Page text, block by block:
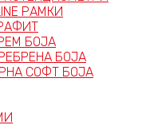
РАМКИ
БОЈА
БОЈА
СОФТ БОЈА